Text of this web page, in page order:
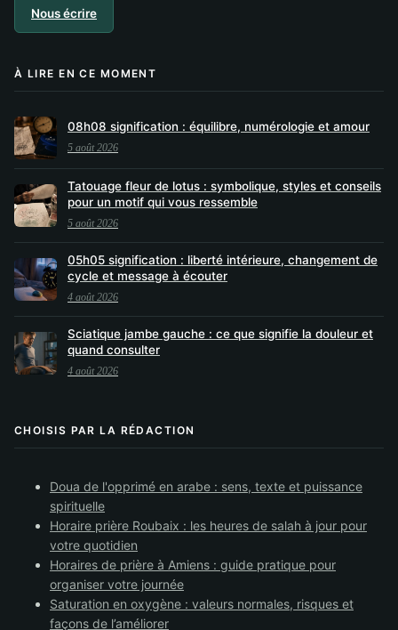
Nous écrire
À LIRE EN CE MOMENT
08h08 signification : équilibre, numérologie et amour
5 août 2026
Tatouage fleur de lotus : symbolique, styles et conseils
pour un motif qui vous ressemble
5 août 2026
05h05 signification : liberté intérieure, changement de
cycle et message à écouter
4 août 2026
Sciatique jambe gauche : ce que signifie la douleur et
quand consulter
4 août 2026
CHOISIS PAR LA RÉDACTION
Doua de l'opprimé en arabe : sens, texte et puissance
spirituelle
Horaire prière Roubaix : les heures de salah à jour pour
votre quotidien
Horaires de prière à Amiens : guide pratique pour
organiser votre journée
Saturation en oxygène : valeurs normales, risques et
façons de l’améliorer